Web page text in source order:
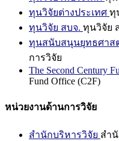
ทุนวิจัยต่างประเทศ ทุ
ทุนวิจัย สบจ. ทุนวิจัย
ทุนสนับสนุนยุทธศาส
การวิจัย
The Second Century
Fund Office (C2F)
หน่วยงานด้านการวิจัย
สำนักบริหารวิจัย สำ